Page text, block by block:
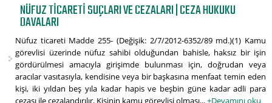
NÜFUZ TICARETI SUÇLARI VE CEZALARI | CEZA HUKUKU
DAVALARI
Nüfuz ticareti Madde 255- (Değişik: 2/7/2012-6352/89 md.)(1) Kamu
görevlisi üzerinde nüfuz sahibi olduğundan bahisle, haksız bir işin
gördürülmesi amacıyla girişimde bulunması için, doğrudan veya
aracılar vasıtasıyla, kendisine veya bir başkasına menfaat temin eden
kişi, iki yıldan beş yıla kadar hapis ve beşbin güne kadar adli para
cezası ile cezalandırılır. Kişinin kamu görevlisi olması...+Devamını oku